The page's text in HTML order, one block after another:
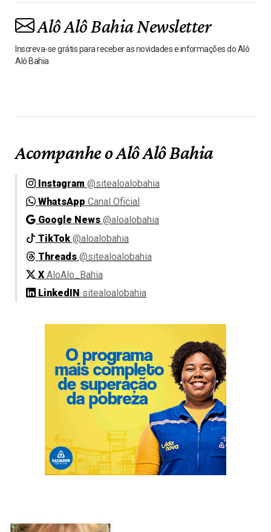
Alô Alô Bahia Newsletter
Inscreva-se grátis para receber as novidades e informações do Alô
Alô Bahia
Acompanhe o Alô Alô Bahia
Instagram @sitealoalobahia
WhatsApp Canal Oficial
Google News @aloalobahia
TikTok @aloalobahia
Threads @sitealoalobahia
X AloAlo_Bahia
LinkedIN sitealoalobahia